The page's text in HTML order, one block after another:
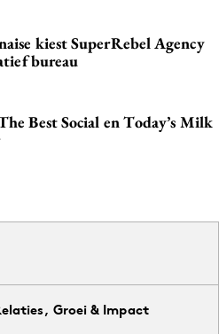
kiest SuperRebel Agency
bureau
Best Social en Today’s Milk
Groei & Impact